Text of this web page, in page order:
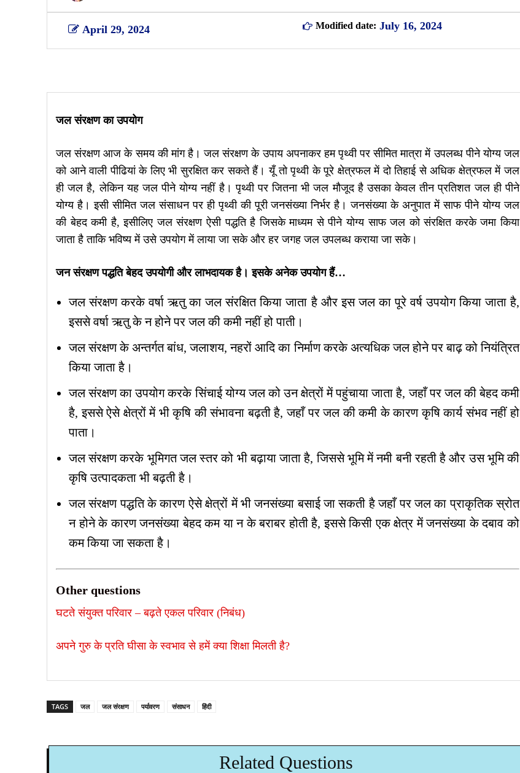
April 29, 2024 Modified date: July 16, 2024
जल संरक्षण का उपयोग
जल संरक्षण आज के समय की मांग है। जल संरक्षण के उपाय अपनाकर हम पृथ्वी पर सीमित मात्रा में उपलब्ध पीने योग्य जल
को आने वाली पीढियां के लिए भी सुरक्षित कर सकते हैं। यूँ तो पृथ्वी के पूरे क्षेत्रफल में दो तिहाई से अधिक क्षेत्रफल में जल
ही जल है, लेकिन यह जल पीने योग्य नहीं है। पृथ्वी पर जितना भी जल मौजूद है उसका केवल तीन प्रतिशत जल ही पीने
योग्य है। इसी सीमित जल संसाधन पर ही पृथ्वी की पूरी जनसंख्या निर्भर है। जनसंख्या के अनुपात में साफ पीने योग्य जल
की बेहद कमी है, इसीलिए जल संरक्षण ऐसी पद्धति है जिसके माध्यम से पीने योग्य साफ जल को संरक्षित करके जमा किया
जाता है ताकि भविष्य में उसे उपयोग में लाया जा सके और हर जगह जल उपलब्ध कराया जा सके।
जन संरक्षण पद्धति बेहद उपयोगी और लाभदायक है। इसके अनेक उपयोग हैं…
जल संरक्षण करके वर्षा ऋतु का जल संरक्षित किया जाता है और इस जल का पूरे वर्ष उपयोग किया जाता है,
इससे वर्षा ऋतु के न होने पर जल की कमी नहीं हो पाती।
जल संरक्षण के अन्तर्गत बांध, जलाशय, नहरों आदि का निर्माण करके अत्यधिक जल होने पर बाढ़ को नियंत्रित
किया जाता है।
जल संरक्षण का उपयोग करके सिंचाई योग्य जल को उन क्षेत्रों में पहुंचाया जाता है, जहाँ पर जल की बेहद कमी
है, इससे ऐसे क्षेत्रों में भी कृषि की संभावना बढ़ती है, जहाँ पर जल की कमी के कारण कृषि कार्य संभव नहीं हो
पाता।
जल संरक्षण करके भूमिगत जल स्तर को भी बढ़ाया जाता है, जिससे भूमि में नमी बनी रहती है और उस भूमि की
कृषि उत्पादकता भी बढ़ती है।
जल संरक्षण पद्धति के कारण ऐसे क्षेत्रों में भी जनसंख्या बसाई जा सकती है जहाँ पर जल का प्राकृतिक स्रोत
न होने के कारण जनसंख्या बेहद कम या न के बराबर होती है, इससे किसी एक क्षेत्र में जनसंख्या के दबाव को
कम किया जा सकता है।
Other questions
घटते संयुक्त परिवार – बढ़ते एकल परिवार (निबंध)
अपने गुरु के प्रति घीसा के स्वभाव से हमें क्या शिक्षा मिलती है?
TAGS जल जल संरक्षण पर्यावरण संसाधन हिंदी
Related Questions